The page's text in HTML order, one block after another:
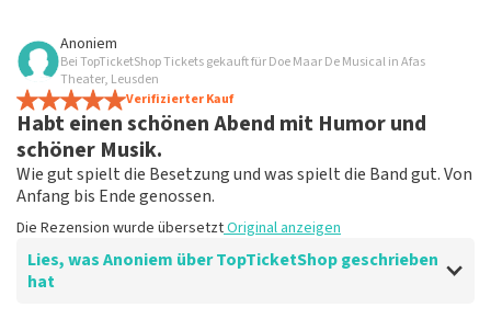
Bewertung von Anoniem über
Fein!
Klare Kommunikation, würde wieder über
TopTicketShop bestellen
Die Rezension wurde übersetzt
Anoniem
Bei TopTicketShop Tickets gekauft für Doe Maar De Musical in Afas
Theater, Leusden
Verifizierter Kauf
Habt einen schönen Abend mit Humor und
schöner Musik.
Wie gut spielt die Besetzung und was spielt die Band gut. Von
Anfang bis Ende genossen.
Die Rezension wurde übersetztOriginal anzeigen
Lies, was Anoniem über TopTicketShop geschrieben
hat